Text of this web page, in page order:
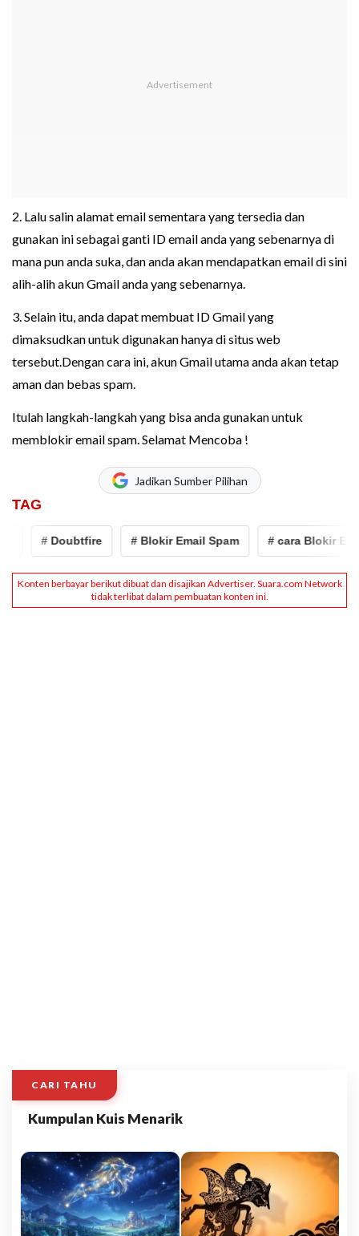
2. Lalu salin alamat email sementara yang tersedia dan
gunakan ini sebagai ganti ID email anda yang sebenarnya di
mana pun anda suka, dan anda akan mendapatkan email di sini
alih-alih akun Gmail anda yang sebenarnya.
3. Selain itu, anda dapat membuat ID Gmail yang
dimaksudkan untuk digunakan hanya di situs web
tersebut.Dengan cara ini, akun Gmail utama anda akan tetap
aman dan bebas spam.
Itulah langkah-langkah yang bisa anda gunakan untuk
memblokir email spam. Selamat Mencoba !
Jadikan Sumber Pilihan
TAG
# Doubtfire # Blokir Email Spam # cara Blokir
CARI TAHU
Kumpulan Kuis Menarik